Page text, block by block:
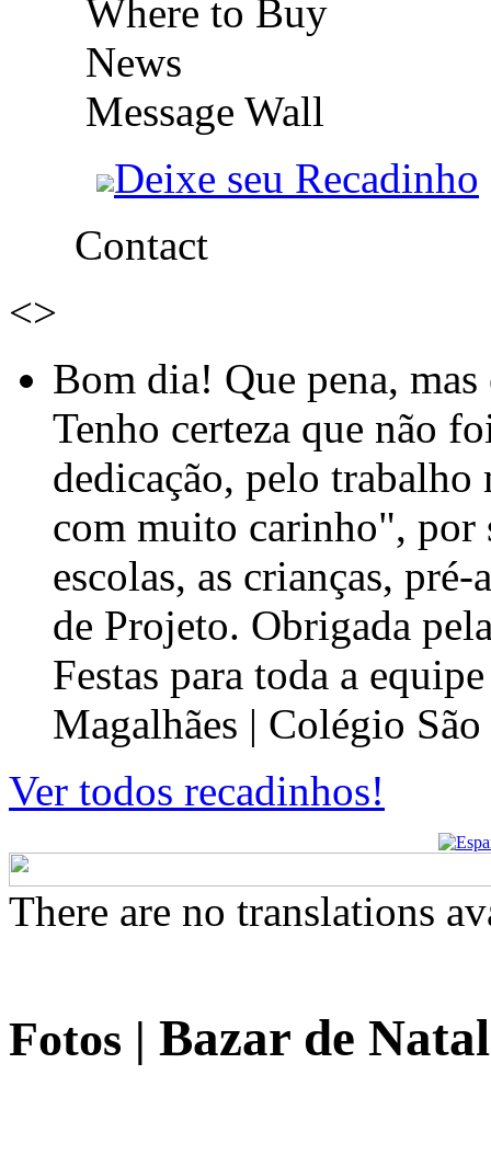
Where to Buy
News
Message Wall
Deixe seu Recadinho
Contact
<>
Bom dia! Que pena,
Tenho certeza que não
dedicação, pelo
com muito carinho", por
escolas, as crianças, pré-
de Projeto. Obrigada
Festas para toda a
Magalhães | Colégio
Ver todos recadinhos!
There are no translations
Fotos | Bazar de